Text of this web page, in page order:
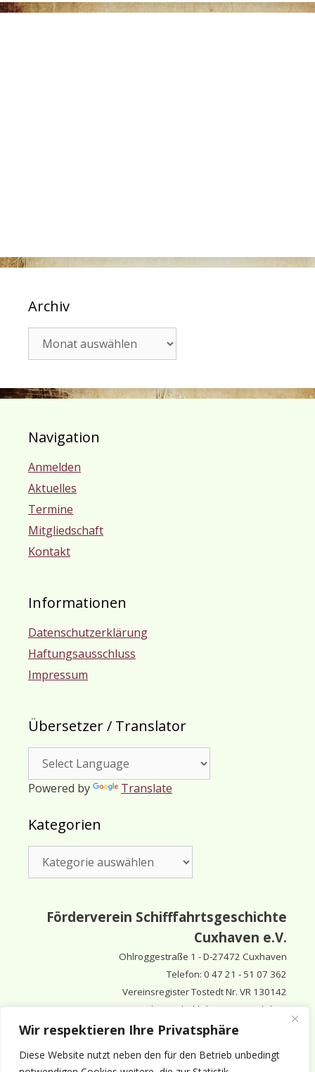
Wir respektieren Ihre Privatsphäre
Diese Website nutzt neben den für den Betrieb unbedingt
Archiv
Navigation
Anmelden
Aktuelles
Termine
Mitgliedschaft
Kontakt
Informationen
Datenschutzerklärung
Haftungsausschluss
Impressum
Übersetzer / Translator
Powered by Translate
Kategorien
Förderverein Schifffahrtsgeschichte
Cuxhaven e.V.
Ohlroggestraße 1 - D-27472 Cuxhaven
Telefon: 0 47 21 - 51 07 362
Vereinsregister Tostedt Nr. VR 130142
Vorsitzender & inhaltlich Verantwortlicher:
Horst Huthsfeldt
Stellv. Vorsitzender: Eberhard Hewicker